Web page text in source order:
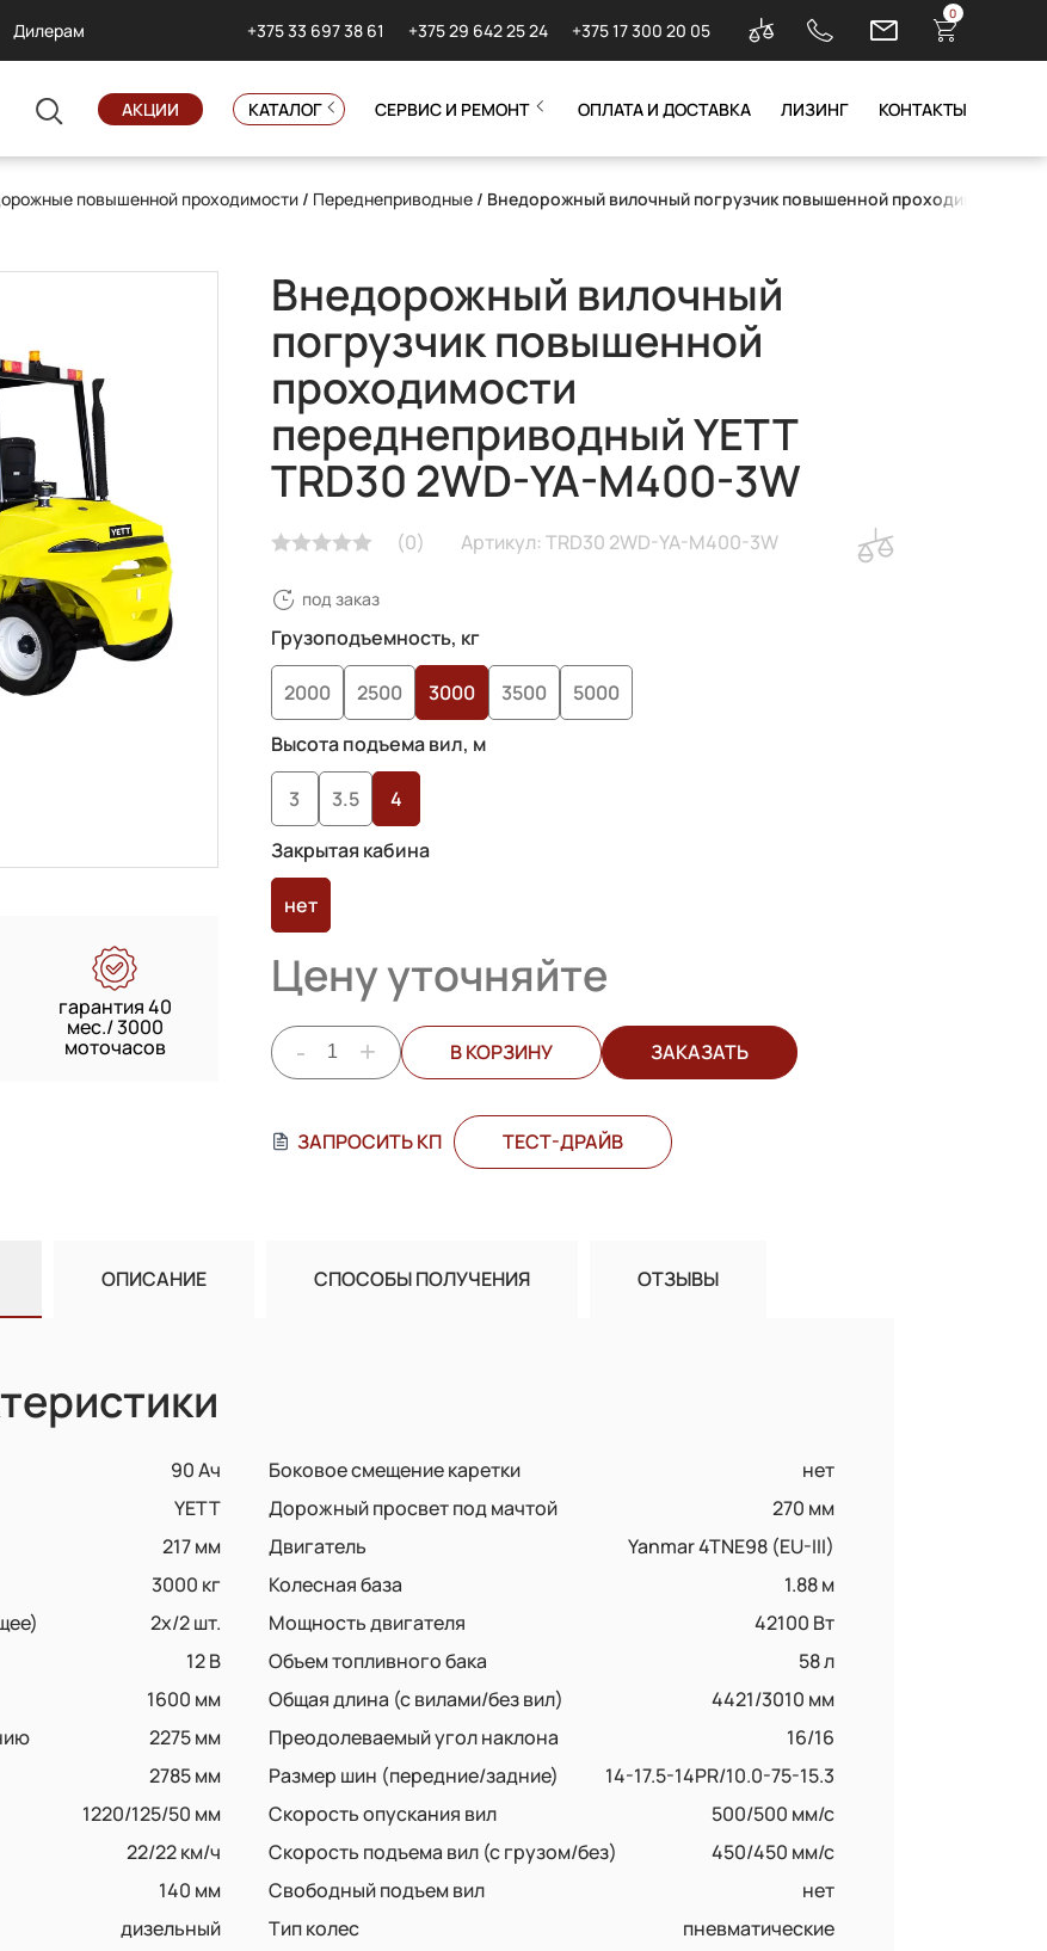
Дилерам +375 33 697 38 61 +375 29 642 25 24 +375 17 300 20 05
0
АКЦИИ КАТАЛОГ СЕРВИС И РЕМОНТ ОПЛАТА И ДОСТАВКА ЛИЗИНГ КОНТАКТЫ
повышенной проходимости / Переднеприводные / Внедорожный вилочный погрузчик повышенной проходимости
гарантия 40
мес./ 3000
моточасов
Внедорожный вилочный
погрузчик повышенной
проходимости
переднеприводный YETT
TRD30 2WD-YA-M400-3W
(0) Артикул: TRD30 2WD-YA-M400-3W
под заказ
Грузоподъемность, кг
2000 2500 3000 3500
5000
Высота подъема вил, м
3 3.5
4
Закрытая кабина
нет
Цену уточняйте
- + В КОРЗИНУ ЗАКАЗАТЬ
ЗАПРОСИТЬ КП ТЕСТ-ДРАЙВ
ОПИСАНИЕ СПОСОБЫ ПОЛУЧЕНИЯ ОТЗЫВЫ
90 Ач Боковое смещение каретки
нет
YETT Дорожный просвет под мачтой
270 мм
217 мм Двигатель
Yanmar 4TNE98 (EU-III)
3000 кг Колесная база
1.88 м
2x/2 шт. Мощность двигателя
42100 Вт
12 B Объем топливного бака
58 л
1600 мм Общая длина (с вилами/без вил)
4421/3010 мм
2275 мм Преодолеваемый угол наклона
16/16
2785 мм Размер шин (передние/задние)
14-17.5-14PR/10.0-75-15.3
1220/125/50 мм Скорость опускания вил
500/500 мм/с
22/22 км/ч Скорость подъема вил (с грузом/без)
450/450 мм/с
140 мм Свободный подъем вил
нет
дизельный Тип колес
пневматические